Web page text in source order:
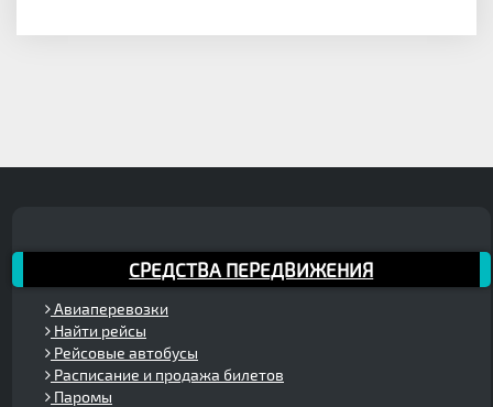
СРЕДСТВА ПЕРЕДВИЖЕНИЯ
Авиаперевозки
Найти рейсы
Рейсовые автобусы
Расписание и продажа билетов
Паромы